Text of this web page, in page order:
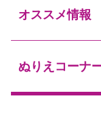
オススメ情報
ぬりえコーナ